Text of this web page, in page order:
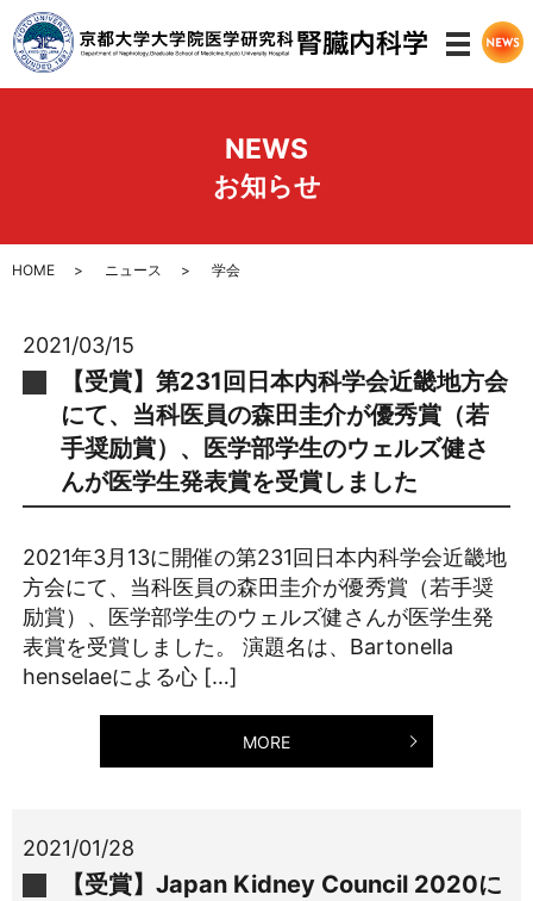
メニ
NEWS
お知らせ
HOME ニュース 学会
2021/03/15
【受賞】第231回日本内科学会近畿地方会
にて、当科医員の森田圭介が優秀賞（若
手奨励賞）、医学部学生のウェルズ健さ
んが医学生発表賞を受賞しました
2021年3月13に開催の第231回日本内科学会近畿地
方会にて、当科医員の森田圭介が優秀賞（若手奨
励賞）、医学部学生のウェルズ健さんが医学生発
表賞を受賞しました。 演題名は、Bartonella
henselaeによる心 […]
MORE
2021/01/28
【受賞】Japan Kidney Council 2020に